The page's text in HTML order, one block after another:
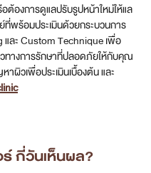
องการดูแลปรับรูปหน้าใหม่ให้แล
ที่พร้อมประเมินด้วยกระบวนการ
ละ Custom Technique เพื่อ
ทางการรักษาที่ปลอดภัยให้กับคุณ
วเพื่อประเมินเบื้องต้น และ
กี่วันเห็นผล?